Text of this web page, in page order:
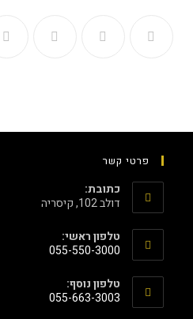
פרטי קשר
כתובת:
דולב 102, קיסריה
טלפון ראשי:
055-550-3000
טלפון נוסף:
055-663-3003